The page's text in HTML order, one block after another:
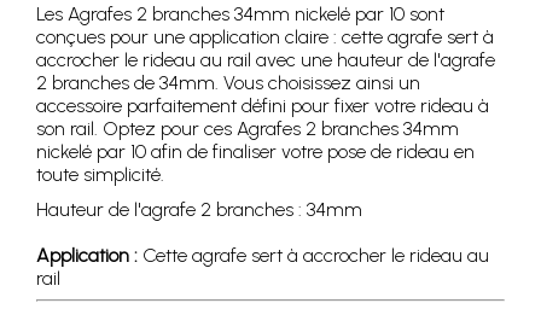
Les Agrafes 2 branches 34mm nickelé par 10 sont
conçues pour une application claire : cette agrafe sert à
accrocher le rideau au rail avec une hauteur de l'agrafe
2 branches de 34mm. Vous choisissez ainsi un
accessoire parfaitement défini pour fixer votre rideau à
son rail. Optez pour ces Agrafes 2 branches 34mm
nickelé par 10 afin de finaliser votre pose de rideau en
toute simplicité.
Hauteur de l'agrafe 2 branches : 34mm
Application : Cette agrafe sert à accrocher le rideau au
rail